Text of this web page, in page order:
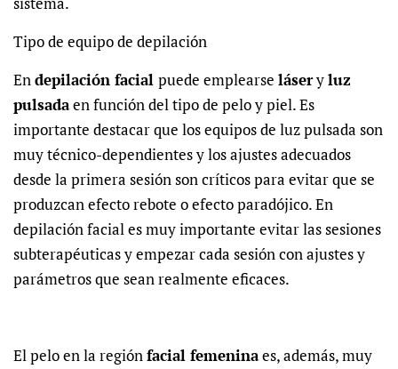
Tipo de equipo de depilación
Endepilación facial puede emplearse láseryluz
pulsadaen función del tipo de pelo y piel. Es
importante destacar que los equipos de luz pulsada son
muy técnico-dependientes y los ajustes adecuados
desde la primera sesión son críticos para evitar que se
produzcan efecto rebote o efecto paradójico. En
depilación facial es muy importante evitar las sesiones
subterapéuticas y empezar cada sesión con ajustes y
parámetros que sean realmente eficaces.
El pelo en la regiónfacial femeninaes, además, muy